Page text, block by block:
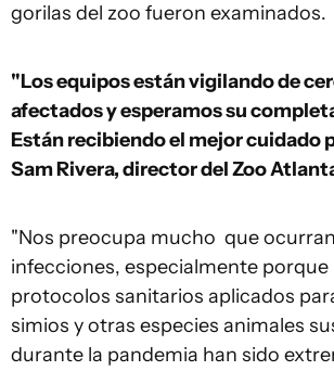
gorilas del zoo fueron examinados.
"Los equipos están vigilando de
afectados y esperamos su
Están recibiendo el mejor cuidado
Sam Rivera, director del Zoo
"Nos preocupa mucho que
infecciones, especialmente
protocolos sanitarios aplicados
simios y otras especies animales
durante la pandemia han sido